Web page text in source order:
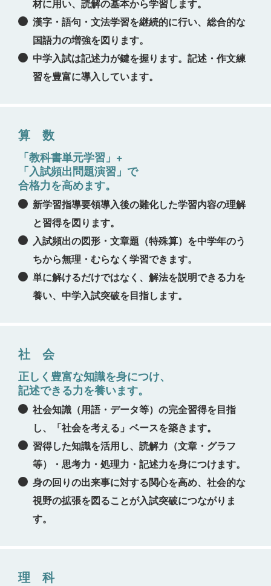
材に用い、読解の基本から学習します。
漢字・語句・文法学習を継続的に行い、総合的な
国語力の増強を図ります。
中学入試は記述力が鍵を握ります。記述・作文練
習を豊富に導入しています。
算 数
「教科書単元学習」+
「入試頻出問題演習」で
合格力を高めます。
新学習指導要領導入後の難化した学習内容の理解
と習得を図ります。
入試頻出の図形・文章題（特殊算）を中学年のう
ちから無理・むらなく学習できます。
単に解けるだけではなく、解法を説明できる力を
養い、中学入試突破を目指します。
社 会
正しく豊富な知識を身につけ、
記述できる力を養います。
社会知識（用語・データ等）の完全習得を目指
し、「社会を考える」ベースを築きます。
習得した知識を活用し、読解力（文章・グラフ
等）・思考力・処理力・記述力を身につけます。
身の回りの出来事に対する関心を高め、社会的な
視野の拡張を図ることが入試突破につながりま
す。
理 科